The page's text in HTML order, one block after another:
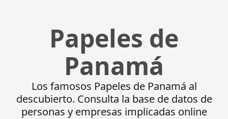
Papeles de
Panamá
Los famosos Papeles de Panamá al
descubierto. Consulta la base de datos de
personas y empresas implicadas online